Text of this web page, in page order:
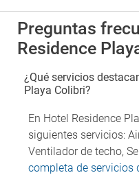
Preguntas
Residence
¿Qué servicios
Playa Colibri?
En Hotel Residence
siguientes servicios:
Ventilador de techo,
completa de servicios